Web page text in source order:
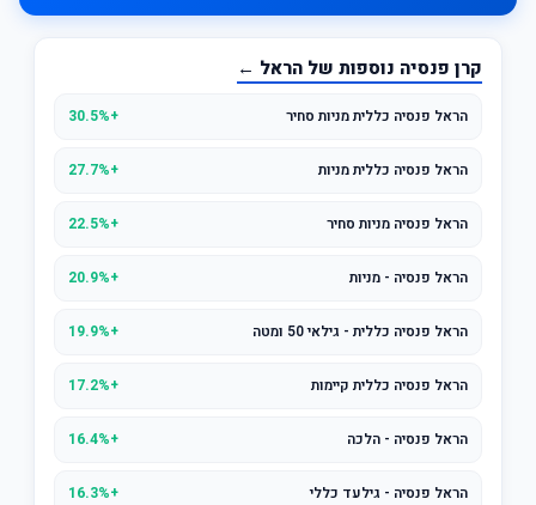
קרן פנסיה נוספות של הראל ←
הראל פנסיה כללית מניות סחיר +30.5%
הראל פנסיה כללית מניות +27.7%
הראל פנסיה מניות סחיר +22.5%
הראל פנסיה - מניות +20.9%
הראל פנסיה כללית - גילאי 50 ומטה +19.9%
הראל פנסיה כללית קיימות +17.2%
הראל פנסיה - הלכה +16.4%
הראל פנסיה - גילעד כללי +16.3%